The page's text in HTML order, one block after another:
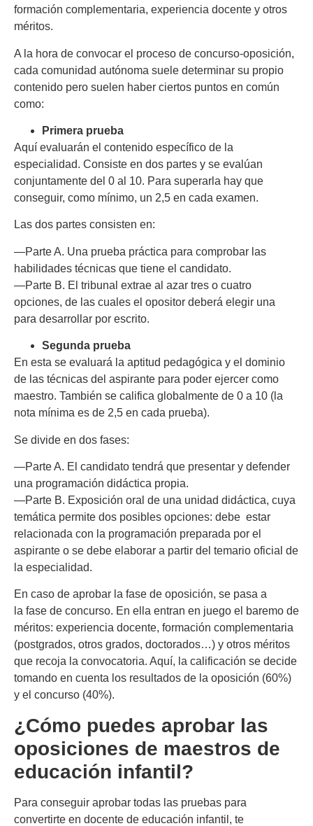
formación complementaria, experiencia docente y otros
méritos.
A la hora de convocar el proceso de concurso-oposición,
cada comunidad autónoma suele determinar su propio
contenido pero suelen haber ciertos puntos en común
como:
Primera prueba
Aquí evaluarán el contenido específico de la
especialidad. Consiste en dos partes y se evalúan
conjuntamente del 0 al 10. Para superarla hay que
conseguir, como mínimo, un 2,5 en cada examen.
Las dos partes consisten en:
—Parte A. Una prueba práctica para comprobar las
habilidades técnicas que tiene el candidato.
—Parte B. El tribunal extrae al azar tres o cuatro
opciones, de las cuales el opositor deberá elegir una
para desarrollar por escrito.
Segunda prueba
En esta se evaluará la aptitud pedagógica y el dominio
de las técnicas del aspirante para poder ejercer como
maestro. También se califica globalmente de 0 a 10 (la
nota mínima es de 2,5 en cada prueba).
Se divide en dos fases:
—Parte A. El candidato tendrá que presentar y defender
una programación didáctica propia.
—Parte B. Exposición oral de una unidad didáctica, cuya
temática permite dos posibles opciones: debe estar
relacionada con la programación preparada por el
aspirante o se debe elaborar a partir del temario oficial de
la especialidad.
En caso de aprobar la fase de oposición, se pasa a
la fase de concurso. En ella entran en juego el baremo de
méritos: experiencia docente, formación complementaria
(postgrados, otros grados, doctorados…) y otros méritos
que recoja la convocatoria. Aquí, la calificación se decide
tomando en cuenta los resultados de la oposición (60%)
y el concurso (40%).
¿Cómo puedes aprobar las
oposiciones de maestros de
educación infantil?
Para conseguir aprobar todas las pruebas para
convertirte en docente de educación infantil, te